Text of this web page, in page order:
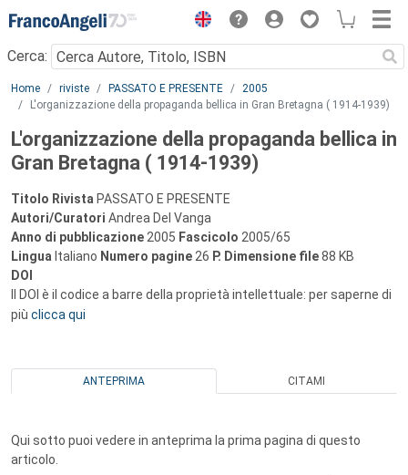
Menu
Cerca:
Main content
Home riviste PASSATO E PRESENTE
2005
L'organizzazione della propaganda bellica in Gran Bretagna ( 1914-1939)
L'organizzazione della propaganda bellica in
Gran Bretagna ( 1914-1939)
Titolo Rivista PASSATO E PRESENTE
Autori/Curatori Andrea Del Vanga
Anno di pubblicazione 2005 Fascicolo 2005/65
Lingua Italiano Numero pagine 26 P. Dimensione file88 KB
DOI
Il DOI è il codice a barre della proprietà intellettuale: per saperne di
più clicca qui
ANTEPRIMA CITAMI
Qui sotto puoi vedere in anteprima la prima pagina di questo
articolo.